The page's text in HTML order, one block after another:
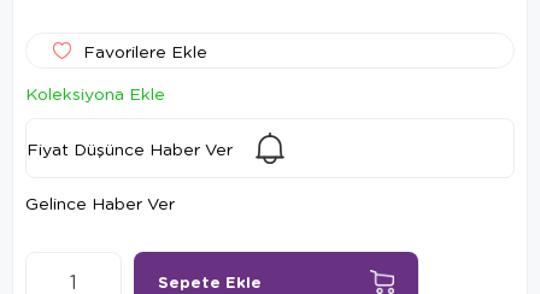
Favorilere Ekle
Koleksiyona Ekle
Fiyat Düşünce Haber Ver
Gelince Haber Ver